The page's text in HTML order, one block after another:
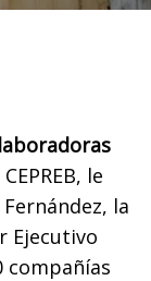
le
la
Ejecutivo
compañías